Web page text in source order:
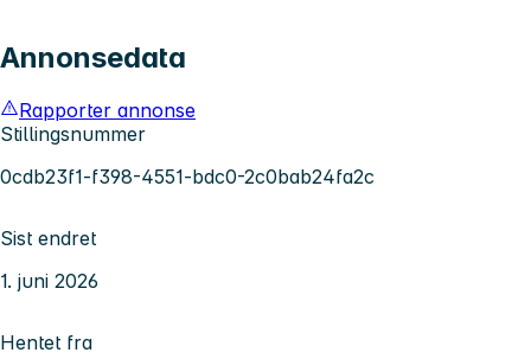
Annonsedata
Rapporter annonse
Stillingsnummer
0cdb23f1-f398-4551-bdc0-2c0bab24fa2c
Sist endret
1. juni 2026
Hentet fra